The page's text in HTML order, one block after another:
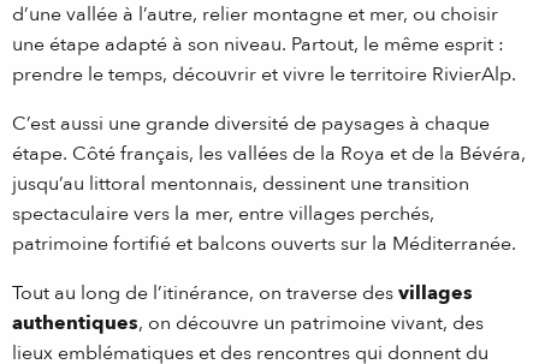
d’une vallée à l’autre, relier montagne et mer, ou choisir
une étape adapté à son niveau. Partout, le même esprit :
prendre le temps, découvrir et vivre le territoire RivierAlp.
C’est aussi une grande diversité de paysages à chaque
étape. Côté français, les vallées de la Roya et de la Bévéra,
jusqu’au littoral mentonnais, dessinent une transition
spectaculaire vers la mer, entre villages perchés,
patrimoine fortifié et balcons ouverts sur la Méditerranée.
Tout au long de l’itinérance, on traverse desvillages
authentiques, on découvre un patrimoine vivant, des
lieux emblématiques et des rencontres qui donnent du